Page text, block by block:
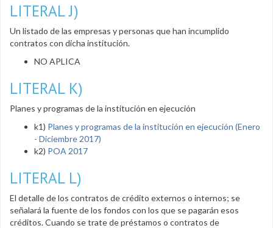
LITERAL J)
Un listado de las empresas y personas que han incumplido
contratos con dicha institución.
NO APLICA
LITERAL K)
Planes y programas de la institución en ejecución
k1) Planes y programas de la institución en ejecución (Enero
- Diciembre 2017)
k2) POA 2017
LITERAL L)
El detalle de los contratos de crédito externos o internos; se
señalará la fuente de los fondos con los que se pagarán esos
créditos. Cuando se trate de préstamos o contratos de